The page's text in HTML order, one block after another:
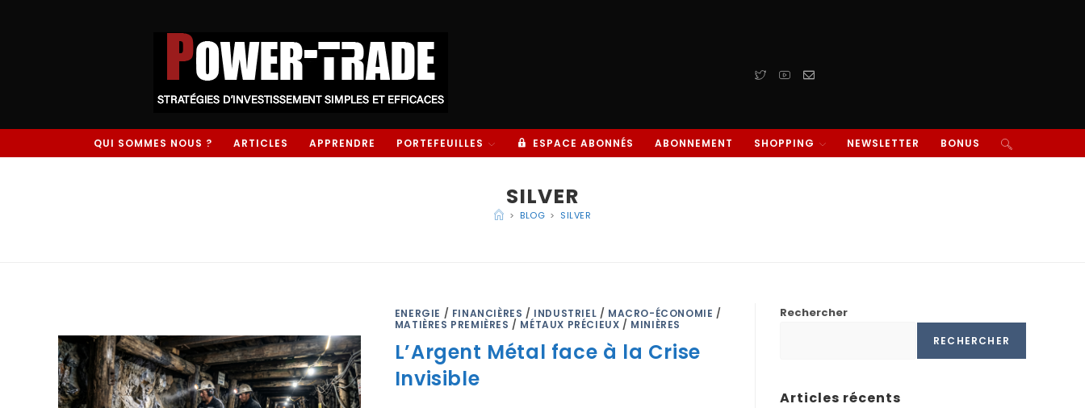
QUI SOMMES NOUS ? ARTICLES APPRENDRE PORTEFEUILLES ESPACE ABONNÉS ABONNEMENT SHOPPING NEWSLETTER BONUS
SILVER
> BLOG > SILVER
ENERGIE / FINANCIÈRES / INDUSTRIEL / MACRO-ÉCONOMIE /
MATIÈRES PREMIÈRES / MÉTAUX PRÉCIEUX / MINIÈRES
L’Argent Métal face à la Crise
Invisible
Rechercher
RECHERCHER
Articles récents